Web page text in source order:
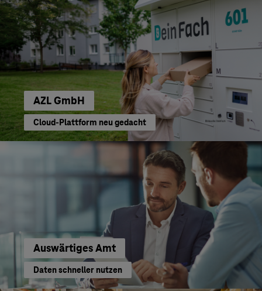
AZL GmbH
Cloud-Plattform neu gedacht
Auswärtiges Amt
Daten schneller nutzen